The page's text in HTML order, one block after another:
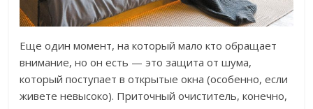
Еще один момент, на который мало кто обращает
внимание, но он есть — это защита от шума,
который поступает в открытые окна (особенно, если
живете невысоко). Приточный очиститель, конечно,